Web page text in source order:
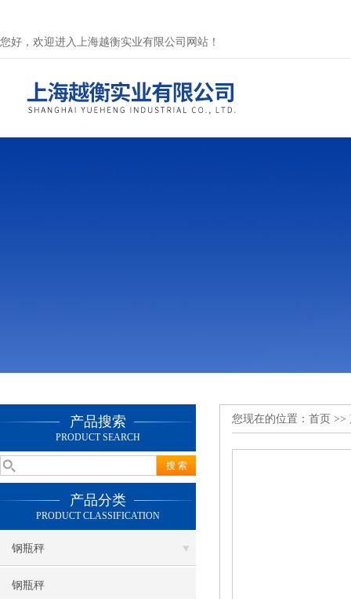
您好，欢迎进入上海越衡实业有限公司网站！
产品搜索
PRODUCT SEARCH
产品分类
PRODUCT CLASSIFICATION
钢瓶秤
钢瓶秤
您现在的位置： 首页 >>